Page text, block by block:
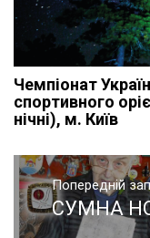
Чемпіонат
спортивного
нічні), м. Київ
Навігація
записівПопередній
Попередній
запис:
СУМНА